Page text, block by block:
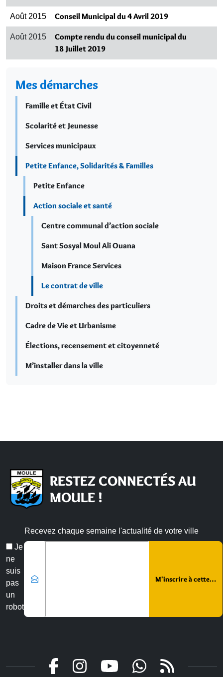
Août 2015 Conseil Municipal du 4 Avril 2019
Août 2015
Compte rendu du conseil municipal du
18 Juillet 2019
Mes démarches
Famille et État Civil
Scolarité et Jeunesse
Services municipaux
Petite Enfance, Solidarités & Familles
Petite Enfance
Action sociale et santé
Centre communal d’action sociale
Sant Sosyal Moul Ali Ouana
Maison France Services
Le contrat de ville
Droits et démarches des particuliers
Cadre de Vie et Urbanisme
Élections, recensement et citoyenneté
M’installer dans la ville
RESTEZ CONNECTÉS AU
MOULE !
Recevez chaque semaine l'actualité de votre ville
Je
ne
suis
pas
un
robot
Veuillez laisser ce champ vide :
Email